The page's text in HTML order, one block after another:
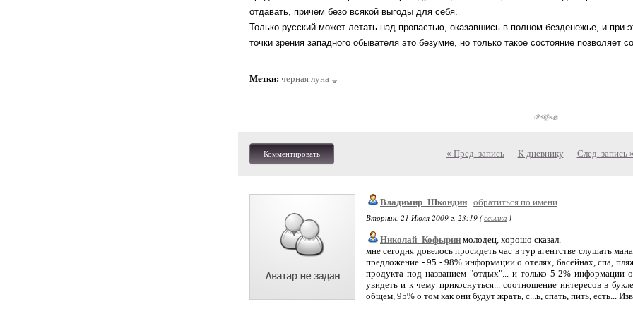
отдавать, причем безо всякой выгоды для себя.
Только русский может летать над пропастью, оказавшись в полном безденежье, и при
точки зрения западного обывателя это безумие, но только такое состояние позволяет
Метки: черная луна
Комментировать « Пред. запись— К дневнику — След. запись
Владимир_Шкондин обратиться по имени
Вторник, 21 Июля 2009 г. 23:19 (ссылка )
Николай_Кофырин молодец, хорошо сказал.
мне сегодня довелось просидеть час в тур агентстве слушать
предложение - 95 - 98% информации о отелях, басейнах, спа,
продукта под названием "отдых"... и только 5-2%
увидеть и к чему прикоснуться... соотношение интересов в
общем, 95% о том как они будут жрать, с...ь, спать, пить, есть...